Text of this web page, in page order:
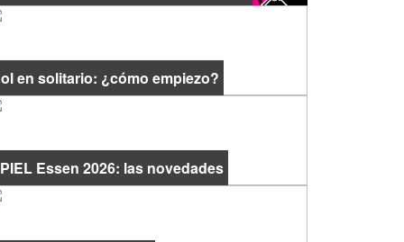
en solitario: ¿cómo empiezo?
Essen 2026: las novedades